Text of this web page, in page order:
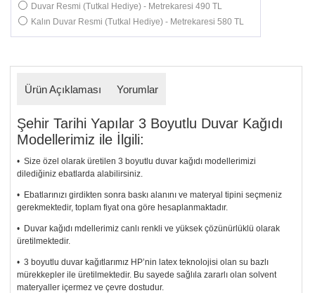
Duvar Resmi (Tutkal Hediye) - Metrekaresi 490 TL
Kalın Duvar Resmi (Tutkal Hediye) - Metrekaresi 580 TL
Ürün Açıklaması Yorumlar
Şehir Tarihi Yapılar 3 Boyutlu Duvar Kağıdı
Modellerimiz ile İlgili:
• Size özel olarak üretilen 3 boyutlu duvar kağıdı modellerimizi
dilediğiniz ebatlarda alabilirsiniz.
• Ebatlarınızı girdikten sonra baskı alanını ve materyal tipini seçmeniz
gerekmektedir, toplam fiyat ona göre hesaplanmaktadır.
• Duvar kağıdı mdellerimiz canlı renkli ve yüksek çözünürlüklü olarak
üretilmektedir.
• 3 boyutlu duvar kağıtlarımız HP’nin latex teknolojisi olan su bazlı
mürekkepler ile üretilmektedir. Bu sayede sağlıla zararlı olan solvent
materyaller içermez ve çevre dostudur.